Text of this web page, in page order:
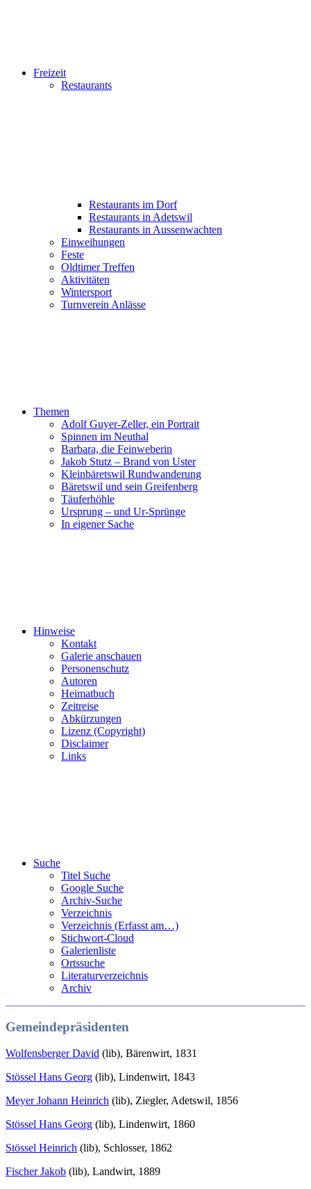
Freizeit
Restaurants
Restaurants im Dorf
Restaurants in Adetswil
Restaurants in Aussenwachten
Einweihungen
Feste
Oldtimer Treffen
Aktivitäten
Wintersport
Turnverein Anlässe
Themen
Adolf Guyer-Zeller, ein Portrait
Spinnen im Neuthal
Barbara, die Feinweberin
Jakob Stutz – Brand von Uster
Kleinbäretswil Rundwanderung
Bäretswil und sein Greifenberg
Täuferhöhle
Ursprung – und Ur-Sprünge
In eigener Sache
Hinweise
Kontakt
Galerie anschauen
Personenschutz
Autoren
Heimatbuch
Zeitreise
Abkürzungen
Lizenz (Copyright)
Disclaimer
Links
Suche
Titel Suche
Google Suche
Archiv-Suche
Verzeichnis
Verzeichnis (Erfasst am…)
Stichwort-Cloud
Galerienliste
Ortssuche
Literaturverzeichnis
Archiv
Gemeindepräsidenten
Wolfensberger David (lib), Bärenwirt, 1831
Stössel Hans Georg (lib), Lindenwirt, 1843
Meyer Johann Heinrich (lib), Ziegler, Adetswil, 1856
Stössel Hans Georg (lib), Lindenwirt, 1860
Stössel Heinrich (lib), Schlosser, 1862
Fischer Jakob (lib), Landwirt, 1889